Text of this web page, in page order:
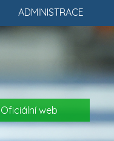
ADMINISTRACE
Oficiální web